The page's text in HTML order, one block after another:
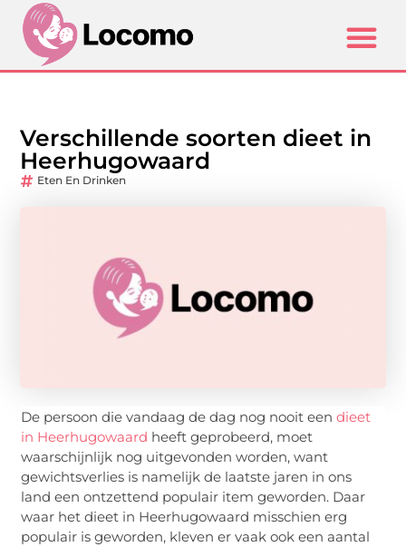
Verschillende soorten dieet in
Heerhugowaard
Eten En Drinken
De persoon die vandaag de dag nog nooit eendieet
in Heerhugowaard heeft geprobeerd, moet
waarschijnlijk nog uitgevonden worden, want
gewichtsverlies is namelijk de laatste jaren in ons
land een ontzettend populair item geworden. Daar
waar het dieet in Heerhugowaard misschien erg
populair is geworden, kleven er vaak ook een aantal